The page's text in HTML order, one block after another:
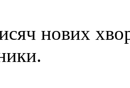
нових